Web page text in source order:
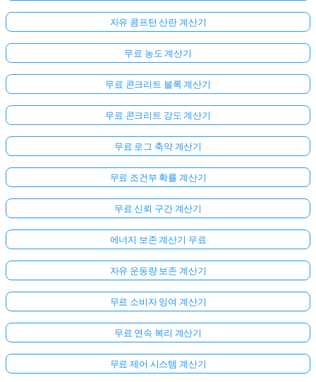
자유 콤프턴 산란 계산기
무료 농도 계산기
무료 콘크리트 블록 계산기
무료 콘크리트 강도 계산기
무료 로그 축약 계산기
무료 조건부 확률 계산기
무료 신뢰 구간 계산기
에너지 보존 계산기 무료
자유 운동량 보존 계산기
무료 소비자 잉여 계산기
무료 연속 복리 계산기
무료 제어 시스템 계산기